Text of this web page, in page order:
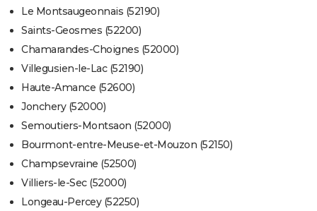
Le Montsaugeonnais (52190)
Saints-Geosmes (52200)
Chamarandes-Choignes (52000)
Villegusien-le-Lac (52190)
Haute-Amance (52600)
Jonchery (52000)
Semoutiers-Montsaon (52000)
Bourmont-entre-Meuse-et-Mouzon (52150)
Champsevraine (52500)
Villiers-le-Sec (52000)
Longeau-Percey (52250)